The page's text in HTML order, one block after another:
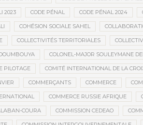
2023 CODE PÉNAL CODE PÉNAL 2024
COHÉSION SOCIALE SAHEL
COLLECTIVITÉS TERRITORIALES
COLONEL-MAJOR SOULEYMANE
PILOTAGE COMITÉ INTERNATIONAL DE LA
COMMERÇANTS COMMERCE
COMMERCE RUSSIE AFRIQUE
COURA COMMISSION CEDEAO